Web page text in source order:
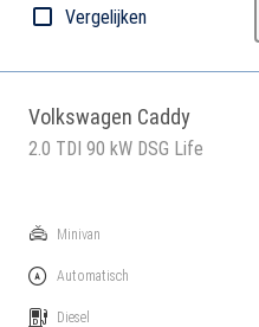
Vergelijken
Volkswagen Caddy
2.0 TDI 90 kW DSG Life
Minivan
Automatisch
Diesel